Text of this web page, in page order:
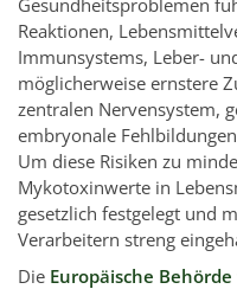
Reaktionen,
Immunsystems, Leber-
möglicherweise ernstere
zentralen Nervensystem,
embryonale
Um diese Risiken zu
Mykotoxinwerte in
gesetzlich festgelegt und
Verarbeitern streng
Die Europäische